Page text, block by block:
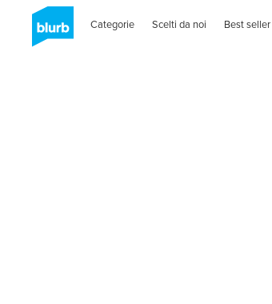
Categorie Scelti da noi Best seller